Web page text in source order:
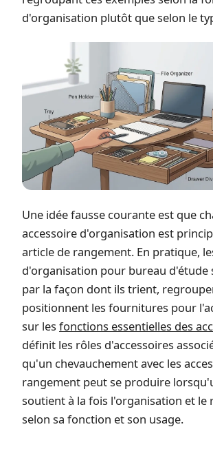
d'organisation plutôt que selon le
Une idée fausse courante est que
accessoire d'organisation est
article de rangement. En pratique,
d'organisation pour bureau d'étude
par la façon dont ils trient,
positionnent les fournitures pour
sur lesfonctions essentielles des
définit les rôles d'accessoires
qu'un chevauchement avec les
rangement peut se produire
soutient à la fois l'organisation et le
selon sa fonction et son usage.